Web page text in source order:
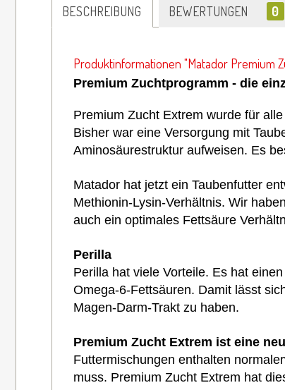
BESCHREIBUNG BEWERTUNGEN 0
Produktinformationen "Matador Premium
Premium Zuchtprogramm - die
Premium Zucht Extrem wurde für
Bisher war eine Versorgung mit
Aminosäurestruktur aufweisen. Es
Matador hat jetzt ein Taubenfutter
Methionin-Lysin-Verhältnis. Wir
auch ein optimales Fettsäure
Perilla
Perilla hat viele Vorteile. Es hat
Omega-6-Fettsäuren. Damit lässt
Magen-Darm-Trakt zu haben.
Premium Zucht Extrem ist eine
Futtermischungen enthalten
muss. Premium Zucht Extrem hat